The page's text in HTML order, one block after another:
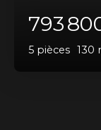
793
5 pièces 130